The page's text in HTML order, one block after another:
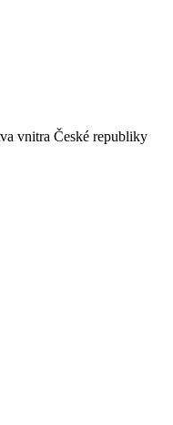
vnitra České republiky